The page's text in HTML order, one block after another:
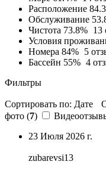
Расположение
Обслуживание
Чистота 73.8% 13
Условия
Номера 84% 5
Бассейн 55% 4
Фильтры
Сортировать по: Дате
фото (7)
23 Июля 2026 г.
zubarevsi13